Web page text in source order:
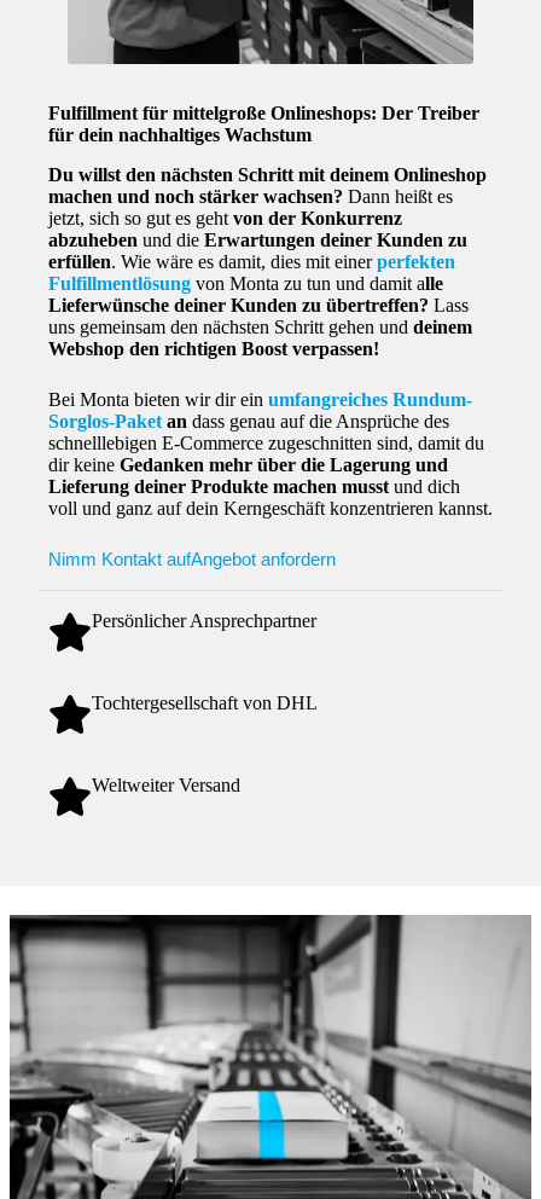
Fulfillment für mittelgroße Onlineshops: Der Treiber
für dein nachhaltiges Wachstum
Du willst den nächsten Schritt mit deinem Onlineshop
machen und noch stärker wachsen? Dann heißt es
jetzt, sich so gut es geht von der Konkurrenz
abzuheben und die Erwartungen deiner Kunden zu
erfüllen. Wie wäre es damit, dies mit einerperfekten
Fulfillmentlösung von Monta zu tun und damit alle
Lieferwünsche deiner Kunden zu übertreffen? Lass
uns gemeinsam den nächsten Schritt gehen und deinem
Webshop den richtigen Boost verpassen!
Bei Monta bieten wir dir ein umfangreiches Rundum-
Sorglos-Paket an dass genau auf die Ansprüche des
schnelllebigen E-Commerce zugeschnitten sind, damit du
dir keine Gedanken mehr über die Lagerung und
Lieferung deiner Produkte machen musst und dich
voll und ganz auf dein Kerngeschäft konzentrieren kannst.
Nimm Kontakt aufAngebot anfordern
Persönlicher Ansprechpartner
Tochtergesellschaft von DHL
Weltweiter Versand